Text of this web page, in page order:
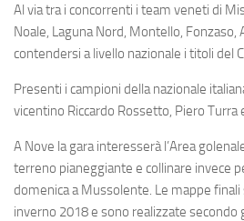
Al via tra i concorrenti i team veneti di
Noale, Laguna Nord, Montello, Fonzaso,
contendersi a livello nazionale i titoli del
Presenti i campioni della nazionale
vicentino Riccardo Rossetto, Piero Turra
A Nove la gara interesserà l’Area
terreno pianeggiante e collinare invece
domenica a Mussolente. Le mappe
inverno 2018 e sono realizzate secondo